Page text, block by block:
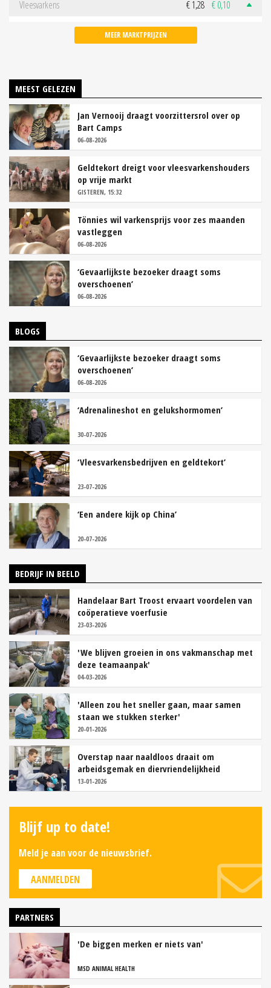
Vleesvarkens € 1,28 € 0,10
MEER MARKTPRIJZEN
MEEST GELEZEN
Jan Vernooij draagt voorzittersrol over op
Bart Camps
06-08-2026
Geldtekort dreigt voor vleesvarkenshouders
op vrije markt
GISTEREN, 15:32
Tönnies wil varkensprijs voor zes maanden
vastleggen
06-08-2026
‘Gevaarlijkste bezoeker draagt soms
overschoenen’
06-08-2026
BLOGS
‘Gevaarlijkste bezoeker draagt soms
overschoenen’
06-08-2026
‘Adrenalineshot en gelukshormomen’
30-07-2026
‘Vleesvarkensbedrijven en geldtekort’
23-07-2026
‘Een andere kijk op China’
20-07-2026
BEDRIJF IN BEELD
Handelaar Bart Troost ervaart voordelen van
coöperatieve voerfusie
23-03-2026
'We blijven groeien in ons vakmanschap met
deze teamaanpak'
04-03-2026
'Alleen zou het sneller gaan, maar samen
staan we stukken sterker'
20-01-2026
Overstap naar naaldloos draait om
arbeidsgemak en diervriendelijkheid
13-01-2026
Blijf up to date!
Meld je aan voor de nieuwsbrief.
AANMELDEN
PARTNERS
'De biggen merken er niets van'
MSD ANIMAL HEALTH